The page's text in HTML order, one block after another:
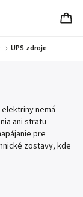
/ UPS zdroje
nemá
ani stratu
pre
zostavy, kde